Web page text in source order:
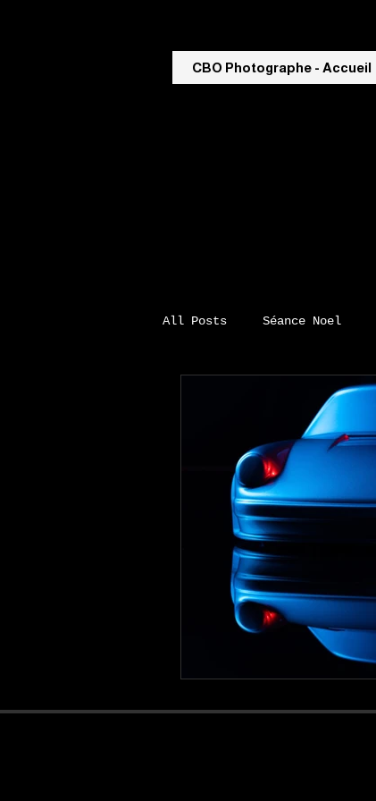
CBO Photographe - Accueil
All Posts Séance Noel